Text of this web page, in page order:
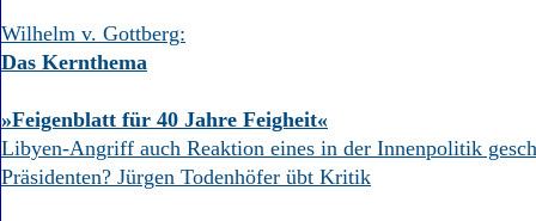
Aktuelle Ausgabe
Abonnenten-Login
Abonnent werden
Wilhelm v. Gottberg:
Das Kernthema
»Feigenblatt für 40 Jahre Feigheit«
Libyen-Angriff auch Reaktion eines in der Innenpolitik
Präsidenten? Jürgen Todenhöfer übt Kritik